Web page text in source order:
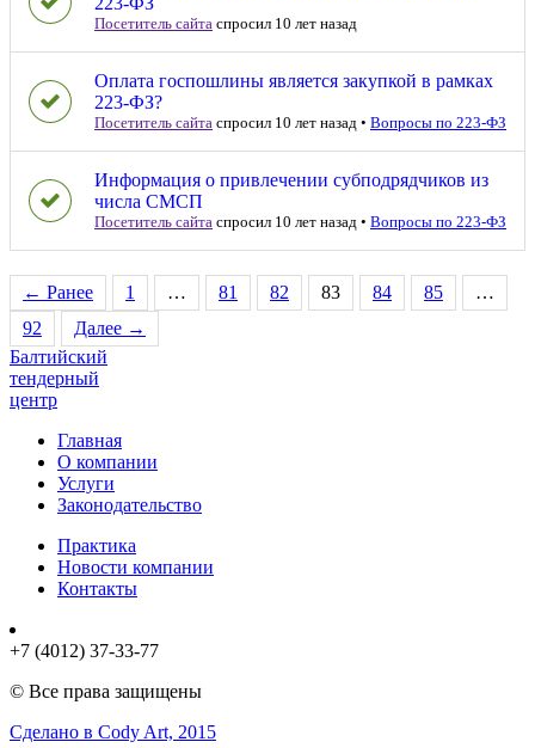
Посетитель сайта спросил 10 лет назад
Оплата госпошлины является закупкой в рамках
223-ФЗ?
Посетитель сайта спросил 10 лет назад • Вопросы по 223-ФЗ
Информация о привлечении субподрядчиков из
числа СМСП
Посетитель сайта спросил 10 лет назад • Вопросы по 223-ФЗ
← Ранее 1 … 81 82 83 84 85
…
92
Далее →
Балтийский
тендерный
центр
Главная
О компании
Услуги
Законодательство
Практика
Новости компании
Контакты
+7 (4012) 37-33-77
© Все права защищены
Сделано в Cody Art, 2015